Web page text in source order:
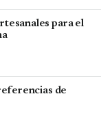
para el
de